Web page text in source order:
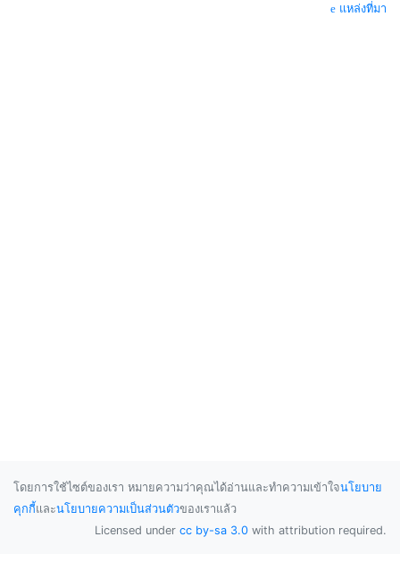
แหล่งที่มา
โดยการใช้ไซต์ของเรา หมายความว่าคุณได้อ่านและทำความเข้าใจนโยบาย
คุกกี้และนโยบายความเป็นส่วนตัวของเราแล้ว
Licensed under cc by-sa 3.0 with attribution required.